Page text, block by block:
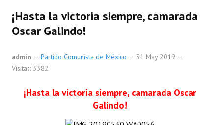
¡Hasta la victoria siempre, camarada
Oscar Galindo!
admin Partido Comunista de México
31 May 2019
Visitas: 3382
¡Hasta la victoria siempre, camarada Oscar
Galindo!